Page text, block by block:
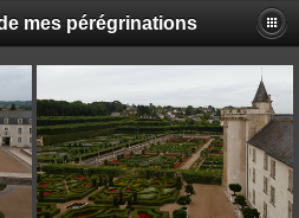
mes pérégrinations